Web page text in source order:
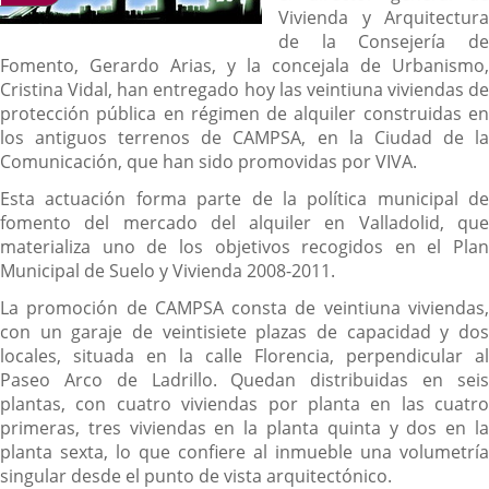
Vivienda y Arquitectura
de la Consejería de
Fomento, Gerardo Arias, y la concejala de Urbanismo,
Cristina Vidal, han entregado hoy las veintiuna viviendas de
protección pública en régimen de alquiler construidas en
los antiguos terrenos de CAMPSA, en la Ciudad de la
Comunicación, que han sido promovidas por VIVA.
Esta actuación forma parte de la política municipal de
fomento del mercado del alquiler en Valladolid, que
materializa uno de los objetivos recogidos en el Plan
Municipal de Suelo y Vivienda 2008-2011.
La promoción de CAMPSA consta de veintiuna viviendas,
con un garaje de veintisiete plazas de capacidad y dos
locales, situada en la calle Florencia, perpendicular al
Paseo Arco de Ladrillo. Quedan distribuidas en seis
plantas, con cuatro viviendas por planta en las cuatro
primeras, tres viviendas en la planta quinta y dos en la
planta sexta, lo que confiere al inmueble una volumetría
singular desde el punto de vista arquitectónico.